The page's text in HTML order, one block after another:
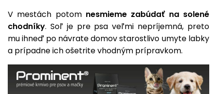
V mestách potom nesmieme zabúdať na solené
chodníky. Soľ je pre psa veľmi nepríjemná, preto
mu ihneď po návrate domov starostlivo umyte labky
a prípadne ich ošetrite vhodným prípravkom.